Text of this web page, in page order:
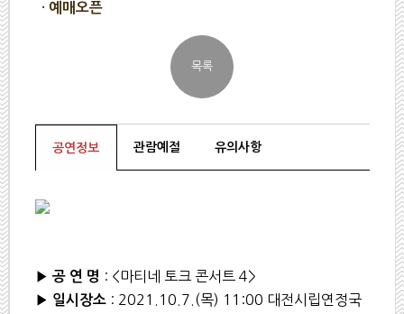
· 예매오픈
공연정보 관람예절 유의사항
▶ 공 연 명 : <마티네 토크 콘서트 4>
▶ 일시장소 : 2021.10.7.(목) 11:00 대전시립연정국